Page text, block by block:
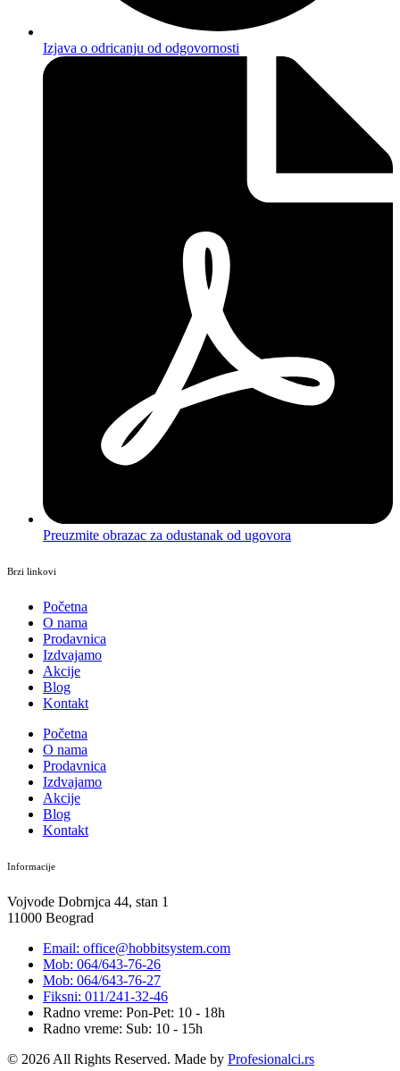
Izjava o odricanju od odgovornosti
Preuzmite obrazac za odustanak od ugovora
Brzi linkovi
Početna
O nama
Prodavnica
Izdvajamo
Akcije
Blog
Kontakt
Početna
O nama
Prodavnica
Izdvajamo
Akcije
Blog
Kontakt
Informacije
Vojvode Dobrnjca 44, stan 1
11000 Beograd
Email: office@hobbitsystem.com
Mob: 064/643-76-26
Mob: 064/643-76-27
Fiksni: 011/241-32-46
Radno vreme: Pon-Pet: 10 - 18h
Radno vreme: Sub: 10 - 15h
© 2026 All Rights Reserved. Made by Profesionalci.rs